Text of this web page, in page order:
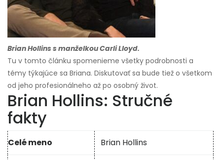
Brian Hollins s manželkou Carli Lloyd.
Tu v tomto článku spomenieme všetky podrobnosti a
témy týkajúce sa Briana. Diskutovať sa bude tiež o všetkom
od jeho profesionálneho až po osobný život.
Brian Hollins: Stručné
fakty
Celé meno Brian Hollins